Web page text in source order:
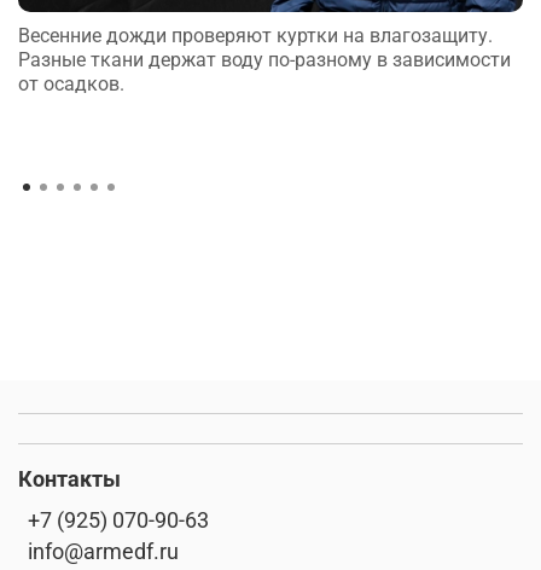
Весенние дожди проверяют куртки на влагозащиту.
Разные ткани держат воду по-разному в зависимости
от осадков.
Контакты
+7 (925) 070-90-63
info@armedf.ru